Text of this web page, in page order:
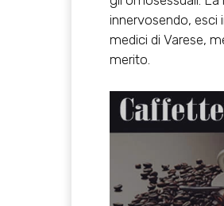
innervosendo, esci
medici di Varese,
merito.